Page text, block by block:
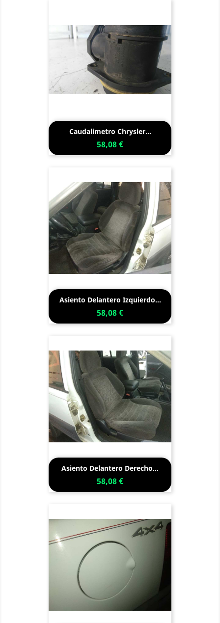
Caudalimetro Chrysler...
58,08 €
Asiento Delantero Izquierdo...
58,08 €
Asiento Delantero Derecho...
58,08 €